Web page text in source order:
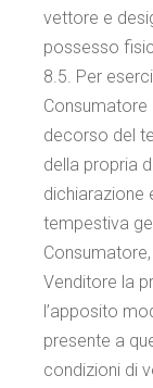
vettore e
possesso
8.5. Per
Consumatore
decorso del
della propria
dichiarazione
tempestiva
Venditore la
l’apposito
presente a
condizioni di